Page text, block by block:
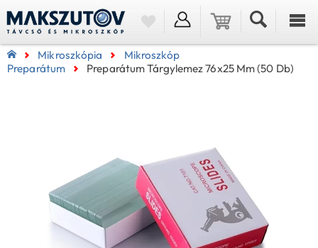
Mikroszkópia
Mikroszkóp
Preparátum
Preparátum Tárgylemez 76x25 Mm (50 Db)